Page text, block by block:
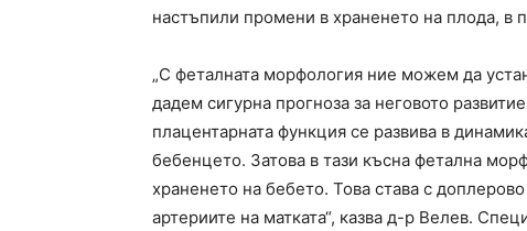
настъпили промени в храненето на плода, в
„С феталната морфология ние можем да
дадем сигурна прогноза за неговото
плацентарната функция се развива в
бебенцето. Затова в тази късна фетална
храненето на бебето. Това става с
артериите на матката“, казва д-р Велев.